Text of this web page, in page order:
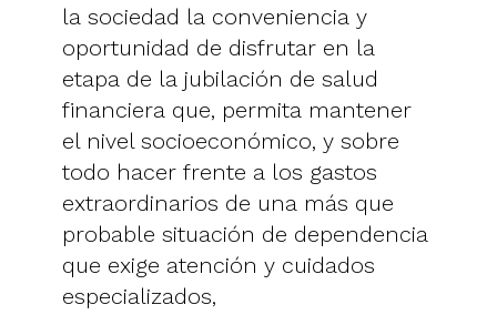
la sociedad la conveniencia y
oportunidad de disfrutar en la
etapa de la jubilación de salud
financiera que, permita mantener
el nivel socioeconómico, y sobre
todo hacer frente a los gastos
extraordinarios de una más que
probable situación de dependencia
que exige atención y cuidados
especializados,